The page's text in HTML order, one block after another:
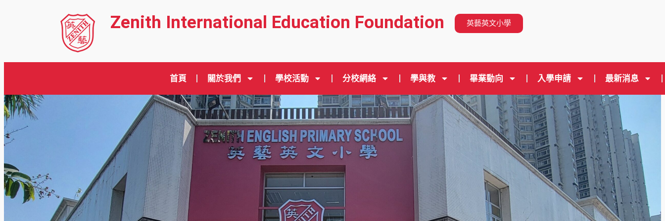
Zenith International Education Foundation 英藝英文小學
首頁 關於我們 學校活動 分校網絡 學與教 畢業動向 入學申請 最新消息